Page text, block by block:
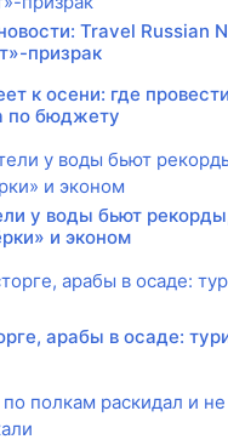
Travel Russian
призрак
к осени: где
по бюджету
у воды бьют
и эконом
арабы в осаде: